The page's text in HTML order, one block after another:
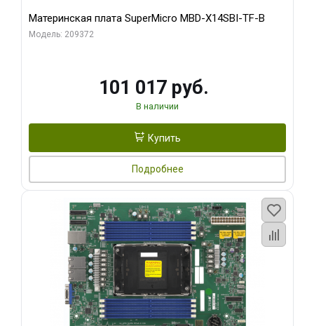
Материнская плата SuperMicro MBD-X14SBI-TF-B
Модель: 209372
101 017 руб.
В наличии
Купить
Подробнее